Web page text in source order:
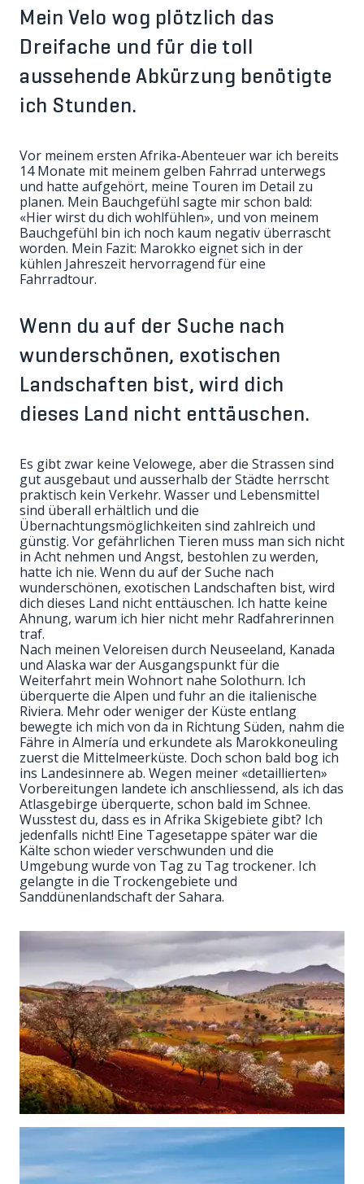
Mein Velo wog plötzlich das
Dreifache und für die toll
aussehende Abkürzung benötigte
ich Stunden.
Vor meinem ersten Afrika-Abenteuer war ich bereits
14 Monate mit meinem gelben Fahrrad unterwegs
und hatte aufgehört, meine Touren im Detail zu
planen. Mein Bauchgefühl sagte mir schon bald:
«Hier wirst du dich wohlfühlen», und von meinem
Bauchgefühl bin ich noch kaum negativ überrascht
worden. Mein Fazit: Marokko eignet sich in der
kühlen Jahreszeit hervorragend für eine
Fahrradtour.
Wenn du auf der Suche nach
wunderschönen, exotischen
Landschaften bist, wird dich
dieses Land nicht enttäuschen.
Es gibt zwar keine Velowege, aber die Strassen sind
gut ausgebaut und ausserhalb der Städte herrscht
praktisch kein Verkehr. Wasser und Lebensmittel
sind überall erhältlich und die
Übernachtungsmöglichkeiten sind zahlreich und
günstig. Vor gefährlichen Tieren muss man sich nicht
in Acht nehmen und Angst, bestohlen zu werden,
hatte ich nie. Wenn du auf der Suche nach
wunderschönen, exotischen Landschaften bist, wird
dich dieses Land nicht enttäuschen. Ich hatte keine
Ahnung, warum ich hier nicht mehr Radfahrerinnen
traf.
Nach meinen Veloreisen durch Neuseeland, Kanada
und Alaska war der Ausgangspunkt für die
Weiterfahrt mein Wohnort nahe Solothurn. Ich
überquerte die Alpen und fuhr an die italienische
Riviera. Mehr oder weniger der Küste entlang
bewegte ich mich von da in Richtung Süden, nahm die
Fähre in Almería und erkundete als Marokkoneuling
zuerst die Mittelmeerküste. Doch schon bald bog ich
ins Landesinnere ab. Wegen meiner «detaillierten»
Vorbereitungen landete ich anschliessend, als ich das
Atlasgebirge überquerte, schon bald im Schnee.
Wusstest du, dass es in Afrika Skigebiete gibt? Ich
jedenfalls nicht! Eine Tagesetappe später war die
Kälte schon wieder verschwunden und die
Umgebung wurde von Tag zu Tag trockener. Ich
gelangte in die Trockengebiete und
Sanddünenlandschaft der Sahara.